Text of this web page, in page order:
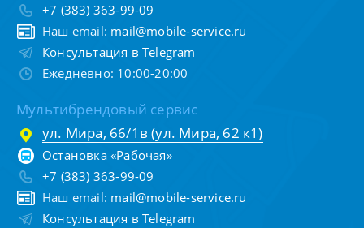
+7 (383) 363-99-09
Наш email: mail@mobile-service.ru
Консультация в Telegram
Ежедневно: 10:00-20:00
Мультибрендовый сервис
ул. Мира, 66/1в (ул. Мира, 62 к1)
Остановка «Рабочая»
+7 (383) 363-99-09
Наш email: mail@mobile-service.ru
Консультация в Telegram